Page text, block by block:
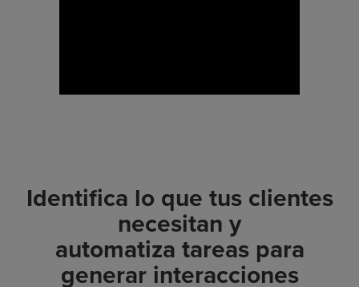
Identifica lo que tus clientes
necesitan y
automatiza tareas para
generar interacciones